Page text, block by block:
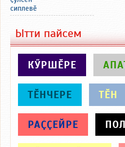
сиплевӗ
Ытти пайсем
КӲРШӖРЕ
ТӖНЧЕРЕ ТӖН
РАҪҪЕЙРЕ